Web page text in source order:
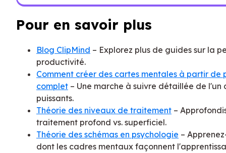
Pour en savoir plus
Blog ClipMind – Explorez plus de guides sur la
productivité.
Comment créer des cartes mentales à partir de
complet – Une marche à suivre détaillée de l'un
puissants.
Théorie des niveaux de traitement –
traitement profond vs. superficiel.
Théorie des schémas en psychologie –
dont les cadres mentaux façonnent